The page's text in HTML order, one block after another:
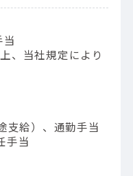
、当社規定により
支給）、通勤手当
手当